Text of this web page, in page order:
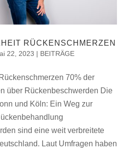
RÜCKENSCHMERZEN
22, 2023 | BEITRÄGE
70% der
über Rückenbeschwerden Die
und Köln: Ein Weg zur
sind eine weit verbreitete
Laut Umfragen haben